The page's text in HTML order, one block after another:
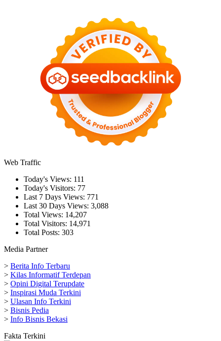
Web Traffic
Today's Views: 111
Today's Visitors: 77
Last 7 Days Views: 771
Last 30 Days Views: 3,088
Total Views: 14,207
Total Visitors: 14,971
Total Posts: 303
Media Partner
> Berita Info Terbaru
> Kilas Informatif Terdepan
> Opini Digital Terupdate
> Inspirasi Muda Terkini
> Ulasan Info Terkini
> Bisnis Pedia
> Info Bisnis Bekasi
Fakta Terkini